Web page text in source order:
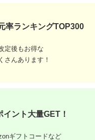
率ランキングTOP300
定後もお得な
さんあります！
ント大量GET！
ギフトコードなど